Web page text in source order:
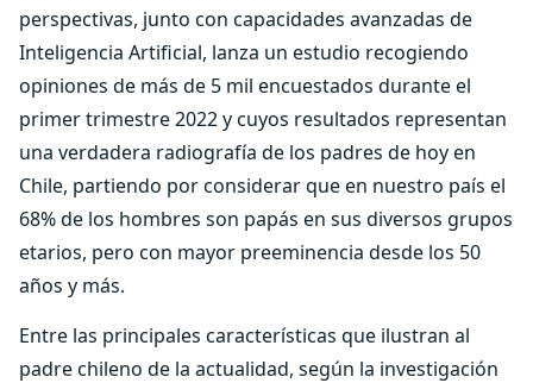
perspectivas, junto con capacidades avanzadas de
Inteligencia Artificial, lanza un estudio recogiendo
opiniones de más de 5 mil encuestados durante el
primer trimestre 2022 y cuyos resultados representan
una verdadera radiografía de los padres de hoy en
Chile, partiendo por considerar que en nuestro país el
68% de los hombres son papás en sus diversos grupos
etarios, pero con mayor preeminencia desde los 50
años y más.
Entre las principales características que ilustran al
padre chileno de la actualidad, según la investigación